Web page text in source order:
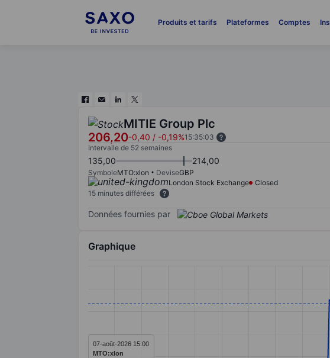
Produits et tarifs Plateformes Comptes
MITIE Group Plc
206,20-0,40 / -0,19%15:35:03
Intervalle de 52 semaines
135,00 214,00
SymboleMTO:xlon DeviseGBP
London Stock Exchange
Closed
15 minutes différées
Données fournies par
Graphique
The chart has 1 Y axis displaying values. Data ranges
07-août-2026 15:00
MTO:xlon